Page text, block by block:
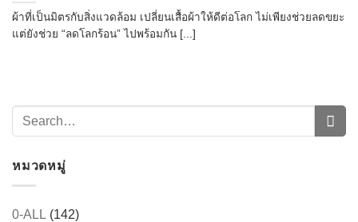
ผ้าที่เป็นมิตรกับสิ่งแวดล้อม เปลี่ยนเสื้อผ้าให้ดีต่อโลก ไม่เพียงช่วยลดขยะ
แต่ยังช่วย “ลดโลกร้อน” ไปพร้อมกัน [...]
หมวดหมู่
0-ALL (142)